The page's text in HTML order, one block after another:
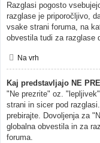
Razglasi pogosto
razglase je priporočljivo,
vsake strani foruma, na
obvestila tudi za razglase
Na vrh
Kaj predstavljajo NE
"Ne prezrite" oz.
strani in sicer pod
prebirajte. Dovoljenja za
globalna obvestila in za
foruma.